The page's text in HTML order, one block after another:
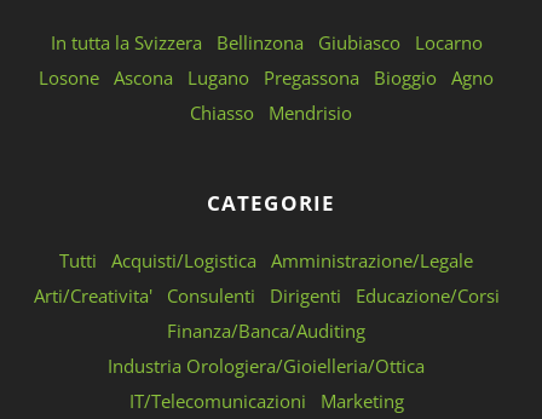
In tutta la Svizzera Bellinzona Giubiasco
Locarno
Losone Ascona Lugano Pregassona Bioggio Agno
Chiasso
Mendrisio
CATEGORIE
Tutti Acquisti/Logistica
Amministrazione/Legale
Arti/Creativita'
Consulenti Dirigenti
Educazione/Corsi
Finanza/Banca/Auditing
Industria Orologiera/Gioielleria/Ottica
IT/Telecomunicazioni
Marketing